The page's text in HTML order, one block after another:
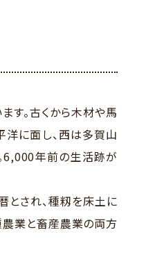
。古くから木材や馬
に面し、西は多賀山
6,000年前の生活跡が
とされ、種籾を床土に
農業と畜産農業の両方